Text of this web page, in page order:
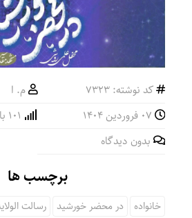
کد نوشته: 7323
م. ا
بدون دیدگاه
برچسب ها
خانواده در محضر خورشید رسالت